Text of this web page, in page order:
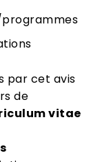
programmes
par cet avis
de
vitae